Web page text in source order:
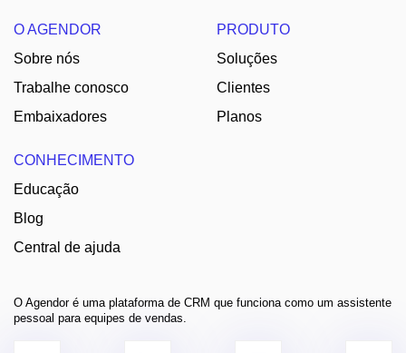
O AGENDOR
Sobre nós
Trabalhe conosco
Embaixadores
PRODUTO
Soluções
Clientes
Planos
CONHECIMENTO
Educação
Blog
Central de ajuda
O Agendor é uma plataforma de CRM que funciona como um assistente
pessoal para equipes de vendas.